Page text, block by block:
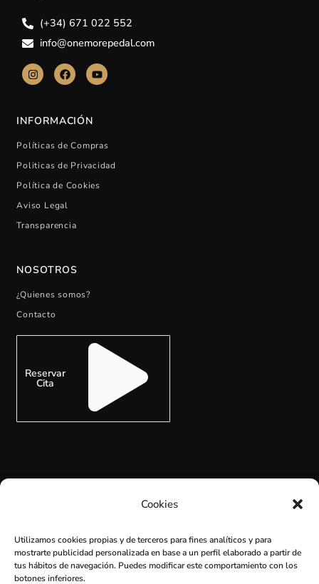
Cookies
Utilizamos cookies propias y de terceros para fines analíticos y para
mostrarte publicidad personalizada en base a un perfil elaborado a partir de
tus hábitos de navegación. Puedes modificar este comportamiento con los
botones inferiores.
(+34) 671 022 552
info@onemorepedal.com
INFORMACIÓN
Políticas de Compras
Politicas de Privacidad
Política de Cookies
Aviso Legal
Transparencia
NOSOTROS
¿Quienes somos?
Contacto
Reservar
Cita